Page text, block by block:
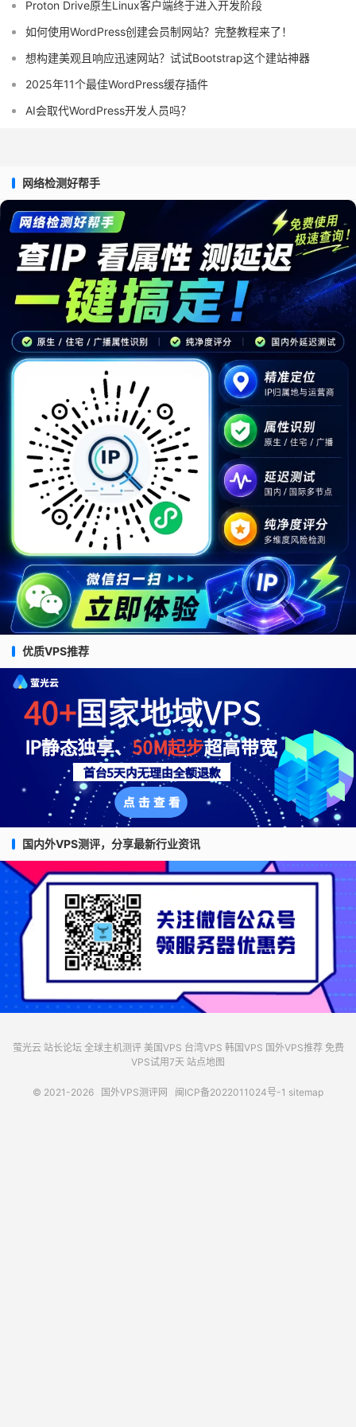
Proton Drive原生Linux客户端终于进入开发阶段
如何使用WordPress创建会员制网站？完整教程来了！
想构建美观且响应迅速网站？试试Bootstrap这个建站神器
2025年11个最佳WordPress缓存插件
AI会取代WordPress开发人员吗？
网络检测好帮手
优质VPS推荐
国内外VPS测评，分享最新行业资讯
萤光云 站长论坛 全球主机测评 美国VPS 台湾VPS 韩国VPS 国外VPS推荐 免费
VPS试用7天 站点地图
© 2021-2026 国外VPS测评网 闽ICP备2022011024号-1 sitemap